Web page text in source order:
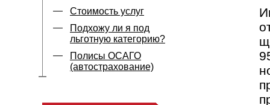
Стоимость услуг
Подхожу ли я под
льготную категорию?
Полисы ОСАГО
(автострахование)